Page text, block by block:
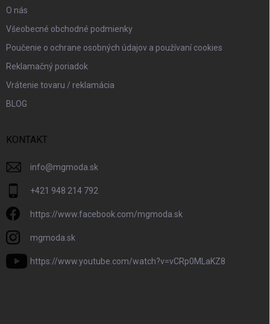
O nás
Všeobecné obchodné podmienky
Poučenie o ochrane osobných údajov a používaní cookies
Reklamačný poriadok
Vrátenie tovaru / reklamácia
BLOG
KONTAKT
info@mgmoda.sk
+421 948 214 792
https://www.facebook.com/mgmoda.sk
mgmoda.sk
https://www.youtube.com/watch?v=vCRp0MLaKZ8